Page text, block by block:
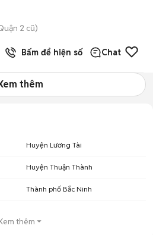
2 cũ)
Bấm để hiện số Chat
thêm
Huyện Lương Tài
Huyện Thuận Thành
Thành phố Bắc Ninh
thêm